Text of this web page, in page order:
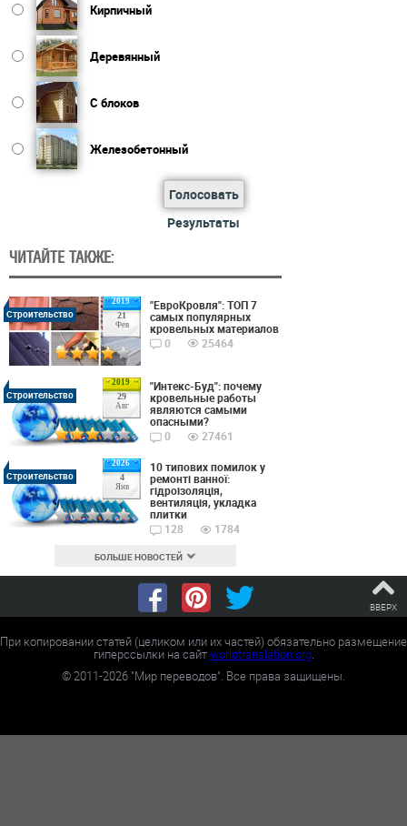
Кирпичный
Деревянный
С блоков
Железобетонный
Голосовать
Результаты
ЧИТАЙТЕ ТАКЖЕ:
2019
21
Фев
Строительство
"ЕвроКровля": ТОП 7
самых популярных
кровельных материалов
0
25464
2019
29
Авг
Строительство
"Интекс-Буд": почему
кровельные работы
являются самыми
опасными?
0
27461
2026
4
Янв
Строительство
10 типових помилок у
ремонті ванної:
гідроізоляція,
вентиляція, укладка
плитки
128
1784
БОЛЬШЕ НОВОСТЕЙ
ВВЕРХ
При копировании статей (целиком или их частей) обязательно размещение
гиперссылки на сайтworldtranslation.org.
©2011-2026 "Мир переводов". Все права защищены.